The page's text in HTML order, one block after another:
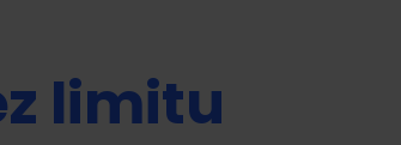
limitu